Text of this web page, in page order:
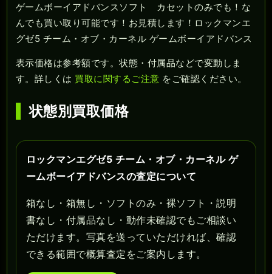
ゲームボーイアドバンスソフト カセットのみでも！な
んでも買い取り可能です！お見積します！ロックマンエ
グゼ5 チーム・オブ・カーネル ゲームボーイアドバンス
表示価格は参考額です。状態・付属品などで変動しま
す。詳しくは 買取に関するご注意 をご確認ください。
状態別買取価格
ロックマンエグゼ5 チーム・オブ・カーネル ゲ
ームボーイアドバンスの査定について
箱なし・箱無し・ソフトのみ・裸ソフト・説明
書なし・付属品なし・動作未確認でもご相談い
ただけます。写真を送っていただければ、確認
できる範囲で概算査定をご案内します。